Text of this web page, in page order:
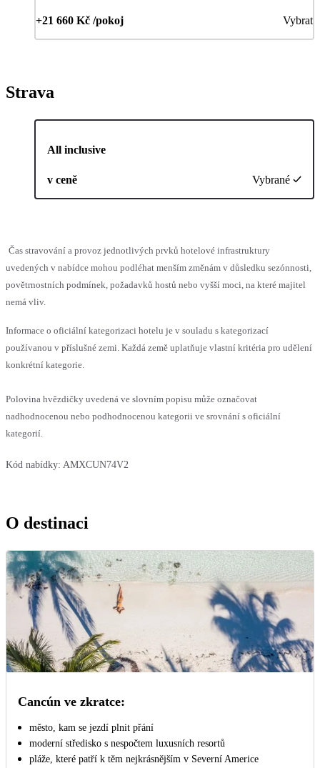
+21 660 Kč /pokoj Vybrat
Strava
All inclusive
v ceně Vybrané
Čas stravování a provoz jednotlivých prvků hotelové infrastruktury
uvedených v nabídce mohou podléhat menším změnám v důsledku sezónnosti,
povětrnostních podmínek, požadavků hostů nebo vyšší moci, na které majitel
nemá vliv.
Informace o oficiální kategorizaci hotelu je v souladu s kategorizací
používanou v příslušné zemi. Každá země uplatňuje vlastní kritéria pro udělení
konkrétní kategorie.
Polovina hvězdičky uvedená ve slovním popisu může označovat
nadhodnocenou nebo podhodnocenou kategorii ve srovnání s oficiální
kategorií.
Kód nabídky: AMXCUN74V2
O destinaci
Cancún ve zkratce:
město, kam se jezdí plnit přání
moderní středisko s nespočtem luxusních resortů
pláže, které patří k těm nejkrásnějším v Severní Americe